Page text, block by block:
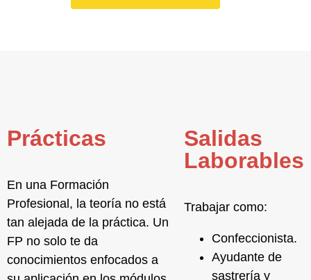
Prácticas
En una Formación
Profesional, la teoría no está
tan alejada de la práctica. Un
FP no solo te da
conocimientos enfocados a
Salidas
Laborables
Trabajar como:
Confeccionista.
Ayudante de
sastrería y